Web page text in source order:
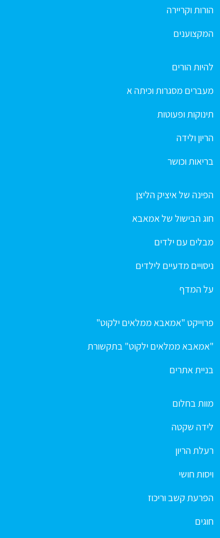
הורות וקריירה
המקצוענים
להיות הורים
מעברים מסגרות וכיתה א
תינוקות ופעוטות
הריון ולידה
בריאות וכושר
הפינה של איציק הליצן
חוג הבישול של אמאבא
מבלים עם ילדים
ניסויים מדעיים לילדים
על המדף
פרוייקט "אמאבא ממלאים ילקוט"
"אמאבא ממלאים ילקוט" בתקשורת
בניית אתרים
מוות בחלום
לידה שקטה
רעלת הריון
ויסות חושי
הפרעת קשב וריכוז
חוגים